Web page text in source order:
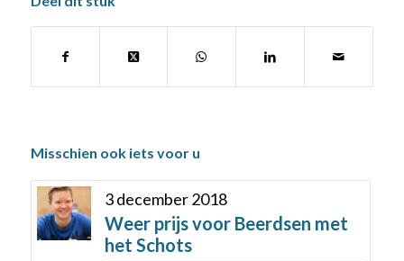
Misschien ook iets voor u
3 december 2018
Weer prijs voor Beerdsen met
het Schots